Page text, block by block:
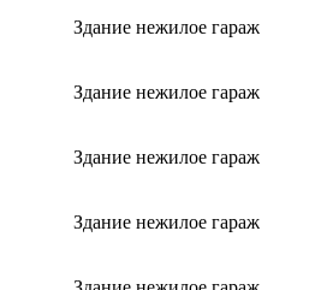
Здание нежилое гараж
Здание нежилое гараж
Здание нежилое гараж
Здание нежилое гараж